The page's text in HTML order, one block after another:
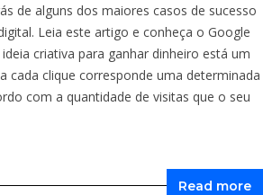
de alguns dos maiores casos de sucesso
Leia este artigo e conheça o Google
criativa para ganhar dinheiro está um
cada clique corresponde uma determinada
com a quantidade de visitas que o seu
Read more